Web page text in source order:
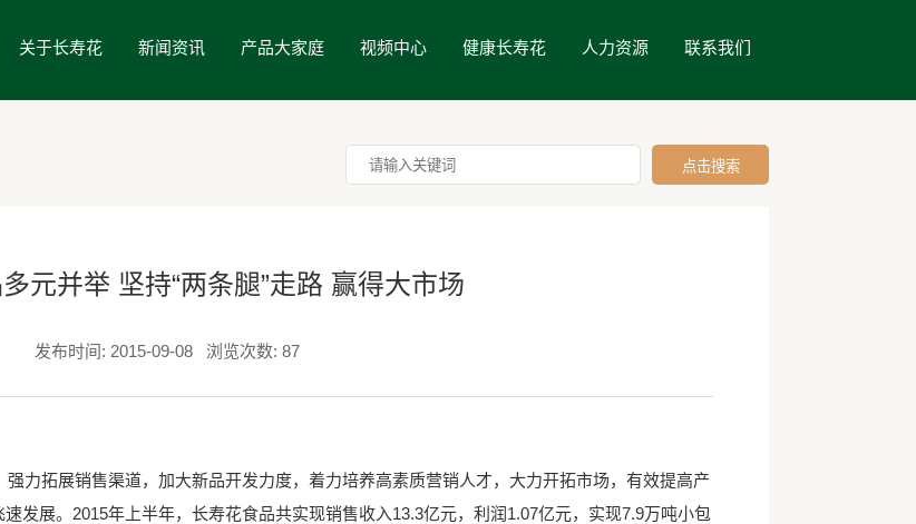
关于长寿花 新闻资讯 产品大家庭 视频中心 健康长寿花 人力资源 联系我们
元并举 坚持“两条腿”走路 赢得大市场
发布时间: 2015-09-08 浏览次数: 87
拓展销售渠道，加大新品开发力度，着力培养高素质营销人才，大力开拓市场，有效提高产
发展。2015年上半年，长寿花食品共实现销售收入13.3亿元，利润1.07亿元，实现7.9万吨小包